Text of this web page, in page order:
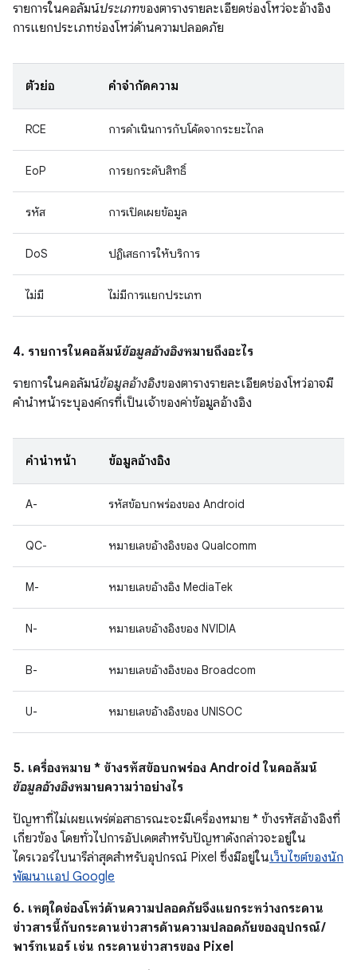
รายการในคอลัมน์ประเภทของตารางรายละเอียดช่องโหว่จะอ้างอิง
การแยกประเภทช่องโหว่ด้านความปลอดภัย
ตัวย่อ คำจำกัดความ
RCE การดำเนินการกับโค้ดจากระยะไกล
EoP การยกระดับสิทธิ์
รหัส การเปิดเผยข้อมูล
DoS ปฏิเสธการให้บริการ
ไม่มี ไม่มีการแยกประเภท
4. รายการในคอลัมน์ข้อมูลอ้างอิงหมายถึงอะไร
รายการในคอลัมน์ข้อมูลอ้างอิงของตารางรายละเอียดช่องโหว่อาจมี
คำนำหน้าระบุองค์กรที่เป็นเจ้าของค่าข้อมูลอ้างอิง
คำนำหน้า ข้อมูลอ้างอิง
A- รหัสข้อบกพร่องของ Android
QC- หมายเลขอ้างอิงของ Qualcomm
M- หมายเลขอ้างอิง MediaTek
N- หมายเลขอ้างอิงของ NVIDIA
B- หมายเลขอ้างอิงของ Broadcom
U- หมายเลขอ้างอิงของ UNISOC
5. เครื่องหมาย * ข้างรหัสข้อบกพร่อง Android ในคอลัมน์
ข้อมูลอ้างอิงหมายความว่าอย่างไร
ปัญหาที่ไม่เผยแพร่ต่อสาธารณะจะมีเครื่องหมาย * ข้างรหัสอ้างอิงที่
เกี่ยวข้อง โดยทั่วไปการอัปเดตสำหรับปัญหาดังกล่าวจะอยู่ใน
ไดรเวอร์ไบนารีล่าสุดสำหรับอุปกรณ์ Pixel ซึ่งมีอยู่ในเว็บไซต์ของนัก
พัฒนาแอป Google
6. เหตุใดช่องโหว่ด้านความปลอดภัยจึงแยกระหว่างกระดาน
ข่าวสารนี้กับกระดานข่าวสารด้านความปลอดภัยของอุปกรณ์ /
พาร์ทเนอร์ เช่น กระดานข่าวสารของ Pixel